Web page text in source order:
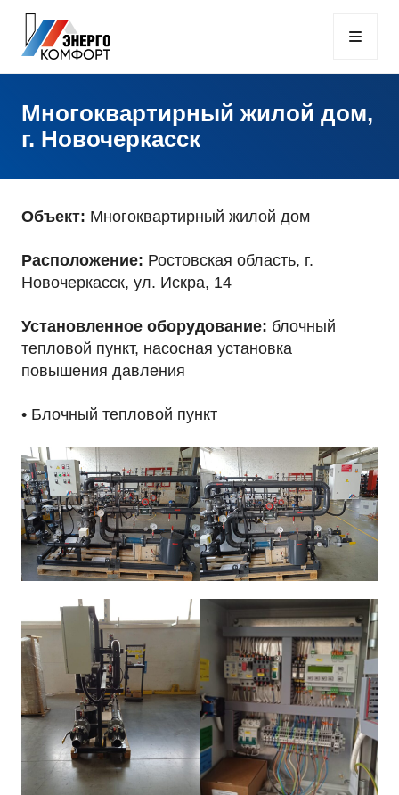
Многоквартирный жилой дом,
г. Новочеркасск
Объект: Многоквартирный жилой дом
Расположение: Ростовская область, г.
Новочеркасск, ул. Искра, 14
Установленное оборудование: блочный
тепловой пункт, насосная установка
повышения давления
• Блочный тепловой пункт